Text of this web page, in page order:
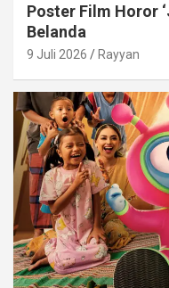
Poster Film Horor
Belanda
9 Juli 2026 Rayyan